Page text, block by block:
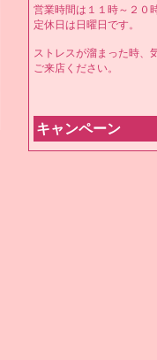
営業時間は１１時～２０
定休日は日曜日です。
ストレスが溜まった時、
ご来店ください。
キャンペーン